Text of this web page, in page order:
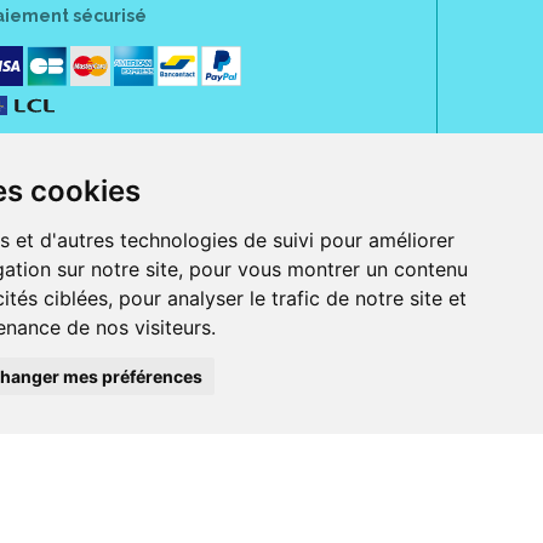
cookies
et d'autres technologies de suivi pour améliorer
sur notre site, pour vous montrer un contenu
ciblées, pour analyser le trafic de notre site et
de nos visiteurs.
mes préférences
sécurisé
Jeanne d' Harcourt, 80300 Albert.
ordonnance.
et iPod touch), ou sur Google Play (pour Androïd 5.0 ou version
Bancontact, PayPal.